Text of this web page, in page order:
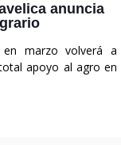
anuncia
en marzo volverá a
apoyo al agro en